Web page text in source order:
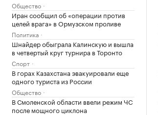
Общество
Иран сообщил об «операции против
целей врага» в Ормузском проливе
Политика
Шнайдер обыграла Калинскую и вышла
в четвертый круг турнира в Торонто
Спорт
В горах Казахстана эвакуировали еще
одного туриста из России
Общество
В Смоленской области ввели режим ЧС
после мощного циклона